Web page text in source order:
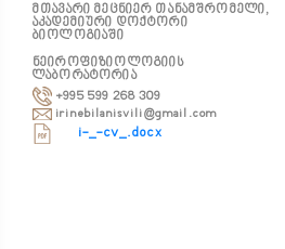
მთავარი მეცნიერ თანამშრომელი,
აკადემიური დოქტორი
ბიოლოგიაში
ნეიროფიზიოლოგიის
ლაბორატორია
+995 599 268 309
irinebilanisvili@gmail.com
i-_-cv_.docx